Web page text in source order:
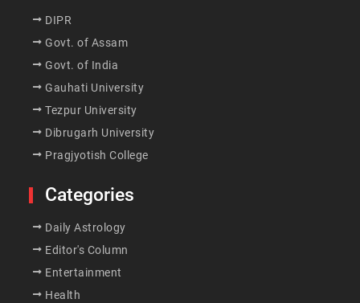
DIPR
Govt. of Assam
Govt. of India
Gauhati University
Tezpur University
Dibrugarh University
Pragjyotish College
Categories
Daily Astrology
Editor's Column
Entertainment
Health